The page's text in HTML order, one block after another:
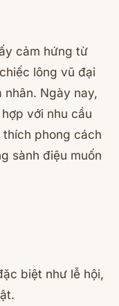
cảm hứng từ
lông vũ đại
Ngày nay,
với nhu cầu
phong cách
sành điệu muốn
biệt như lễ hội,